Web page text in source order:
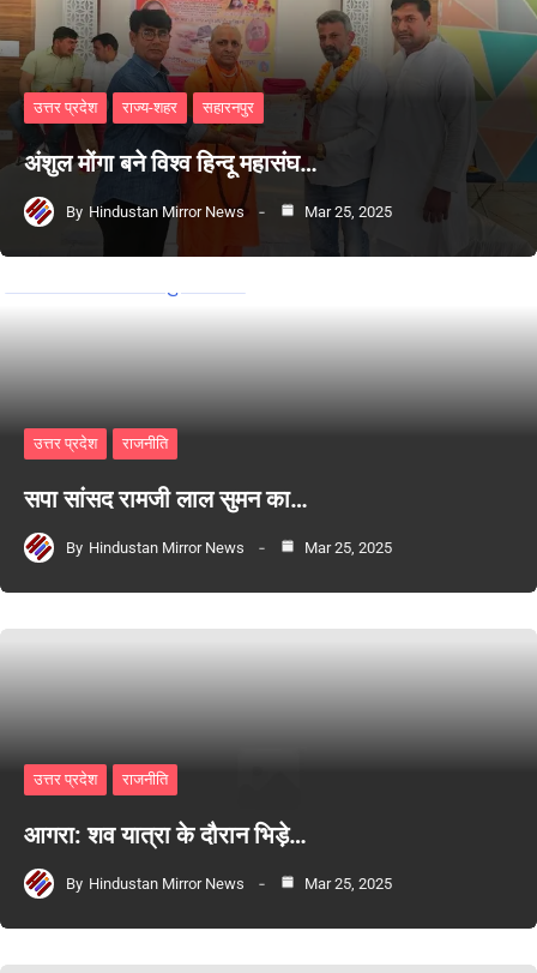
उत्तर प्रदेश राज्य-शहर सहारनपुर
अंशुल मोंगा बने विश्व हिन्दू महासंघ…
By Hindustan Mirror News Mar 25, 2025
उत्तर प्रदेश राजनीति
सपा सांसद रामजी लाल सुमन का…
By Hindustan Mirror News Mar 25, 2025
उत्तर प्रदेश राजनीति
आगरा: शव यात्रा के दौरान भिड़े…
By Hindustan Mirror News Mar 25, 2025